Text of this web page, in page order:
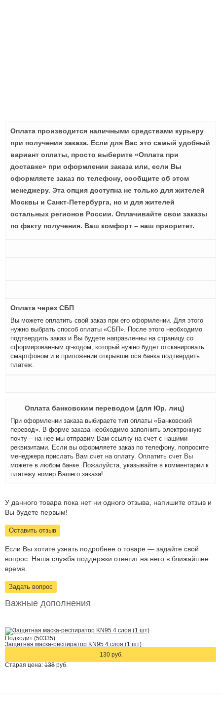
Оплата производится наличными средствами курьеру
при получении заказа. Если для Вас это самый удобный
вариант оплаты, просто выберите «Оплата при
доставке» при оформлении заказа или, если Вы
оформляете заказ по телефону, сообщите об этом
менеджеру. Эта опция доступна не только для жителей
Москвы и Санкт-Петербурга, но и для жителей
остальных регионов России. Оплачивайте свои заказы
по факту получения. Ваш комфорт – наш приоритет.
Оплата через СБП
Вы можете оплатить свой заказ при его оформлении. Для этого
нужно выбрать способ оплаты «СБП». После этого необходимо
подтвердить заказ и Вы будете направленны на страницу со
сформированным qr-кодом, который нужно будет отсканировать
смартфоном и в приложении открывшегося банка подтвердить
платеж.
Оплата банковским переводом (для Юр. лиц)
При оформлении заказа выбираете тип оплаты «Банковский
перевод». В форме заказа необходимо заполнить электронную
почту – на нее мы отправим Вам ссылку на счет с нашими
реквизитами. Если вы оформляете заказ по телефону, попросите
менеджера прислать Вам счет на оплату. Оплатить счет Вы
можете в любом банке. Пожалуйста, указывайте в комментарии к
платежу номер Вашего заказа!
У данного товара пока нет ни одного отзыва, напишите отзыв и
Вы будете первым!
Оставить отзыв
Если Вы хотите узнать подробнее о товаре — задайте свой
вопрос. Наша служба поддержки ответит на него в ближайшее
время.
Задать вопрос
Важные дополнения
Подходит (50335)
Защитная маска-респиратор KN95 4 слоя (1 шт)
130 руб.
Старая цена: 138 руб.